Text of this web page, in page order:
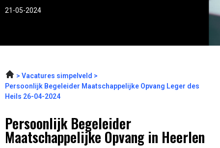
21-05-2024
Vacatures simpelveld
Persoonlijk Begeleider Maatschappelijke Opvang Leger des
Heils 26-04-2024
Persoonlijk Begeleider
Maatschappelijke Opvang in Heerlen